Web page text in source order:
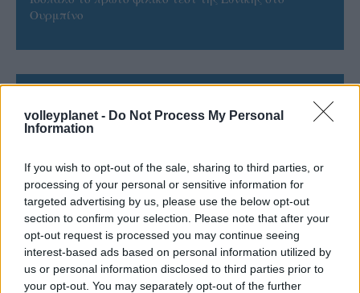
volleyplanet - Do Not Process My Personal
Information
If you wish to opt-out of the sale, sharing to third parties, or
processing of your personal or sensitive information for
targeted advertising by us, please use the below opt-out
section to confirm your selection. Please note that after your
opt-out request is processed you may continue seeing
interest-based ads based on personal information utilized by
us or personal information disclosed to third parties prior to
your opt-out. You may separately opt-out of the further
Ουρμπίνο
ΓΝΩΜΕΣ
ΠΕΝΥ ΡΟΝΤΟΓΙΑΝΝΗ
11/03/2026
Από την Περούτζια του 2000
στο σήμερα: Tο τρίτο
ευρωπαϊκό ραντεβού του
Παναθηναϊκού με την
ιστορία